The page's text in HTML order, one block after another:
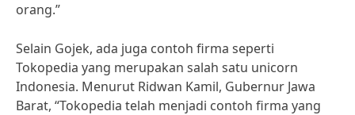
orang.”
Selain Gojek, ada juga contoh firma seperti
Tokopedia yang merupakan salah satu unicorn
Indonesia. Menurut Ridwan Kamil, Gubernur Jawa
Barat, “Tokopedia telah menjadi contoh firma yang